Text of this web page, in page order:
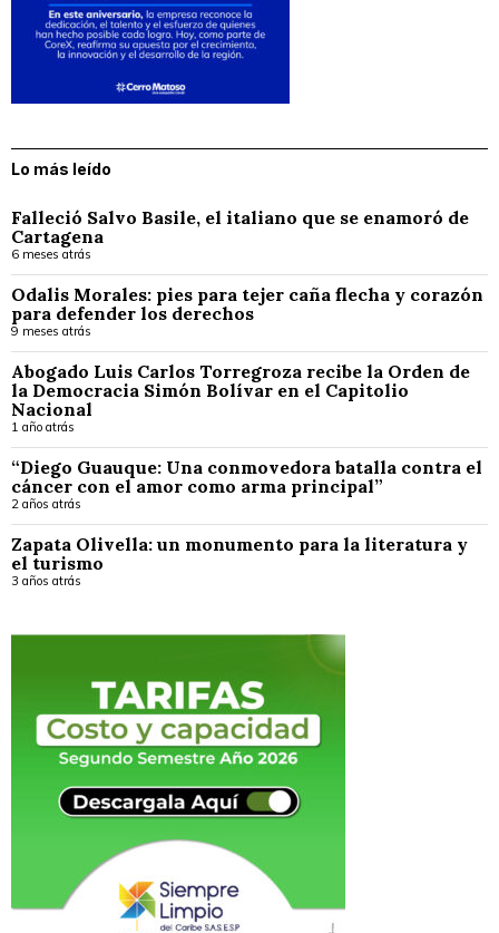
Lo más leído
Falleció Salvo Basile, el italiano que se enamoró de
Cartagena
6 meses atrás
Odalis Morales: pies para tejer caña flecha y corazón
para defender los derechos
9 meses atrás
Abogado Luis Carlos Torregroza recibe la Orden de
la Democracia Simón Bolívar en el Capitolio
Nacional
1 año atrás
“Diego Guauque: Una conmovedora batalla contra el
cáncer con el amor como arma principal”
2 años atrás
Zapata Olivella: un monumento para la literatura y
el turismo
3 años atrás